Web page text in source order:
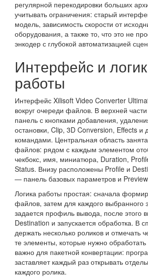
регулярной перекодировки больших
учитывать ограничения: старый
модель, зависимость скорости от
оборудования, а также то, что это не
энкодер с глубокой автоматизацией
Интерфейс и
работы
Интерфейс Xilisoft Video Converter
вокруг очереди файлов. В верхней
панель с кнопками добавления,
остановки, Clip, 3D Conversion, Effects и
командами. Центральная область
файлов: рядом с каждым элементом
чекбокс, имя, миниатюра, Duration,
Status. Внизу расположены Profile и
— панель базовых параметров и
Логика работы простая: сначала
файлов, затем для каждого выбранного
задается профиль вывода, после этого
Destination и запускается обработка. В
держать несколько роликов и отмечать
те элементы, которые нужно
важно для пакетной конвертации:
заставляет каждый раз открывать
каждого ролика.